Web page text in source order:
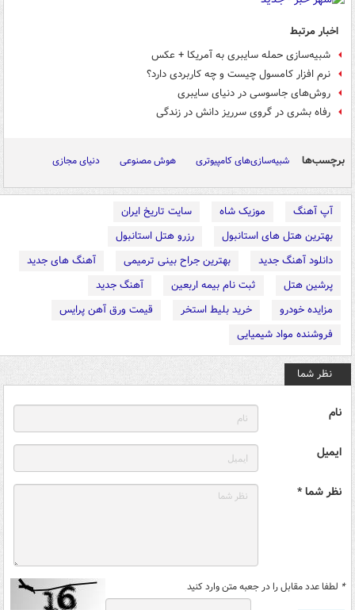
اخبار مرتبط
شبیه‌سازی حمله سایبری به آمریکا + عکس
نرم افزار کامسول چیست و چه کاربردی دارد؟
روش‌های جاسوسی در دنیای سایبری
رفاه بشری در گروی سرریز دانش در زندگی
برچسب‌ها شبیه‌سازی‌های کامپیوتری هوش مصنوعی دنیای مجازی
آپ آهنگ موزیک شاه
سایت تاریخ ایران
بهترین هتل های استانبول
رزرو هتل استانبول
دانلود آهنگ جدید
بهترین جراح بینی ترمیمی
آهنگ های جدید
پرشین هتل
ثبت نام بیمه اربعین
آهنگ جدید
مزایده خودرو
خرید بلیط استخر
قیمت ورق آهن پرایس
فروشنده مواد شیمیایی
نظر شما
نام
ایمیل
نظر شما *
* لطفا عدد مقابل را در جعبه متن وارد کنید